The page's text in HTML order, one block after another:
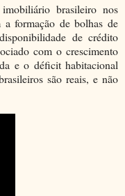
brasileiro nos
a formação de bolhas de
de crédito
com o crescimento
e o déficit habitacional
são reais, e não